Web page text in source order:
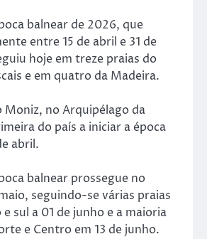
balnear de 2026, que
entre 15 de abril e 31 de
hoje em treze praias do
e em quatro da Madeira.
Moniz, no Arquipélago da
do país a iniciar a época
abril.
balnear prossegue no
seguindo-se várias praias
sul a 01 de junho e a maioria
e Centro em 13 de junho.